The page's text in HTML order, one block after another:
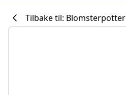
Tilbake til: